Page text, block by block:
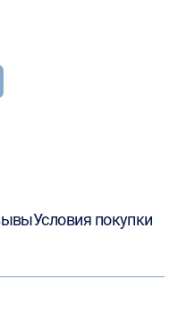
Условия покупки